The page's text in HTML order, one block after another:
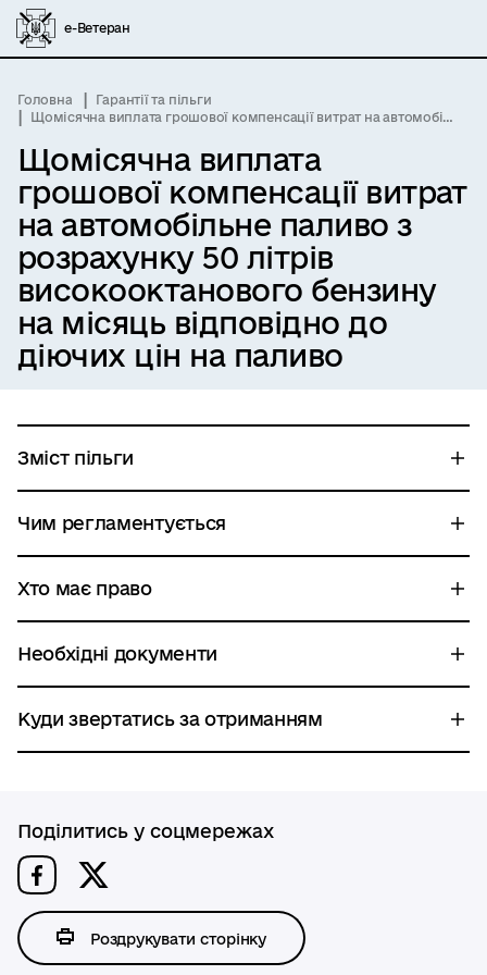
е-Ветеран
Головна
Гарантії та пільги
Щомісячна виплата грошової компенсації витрат на автомобільне паливо з розрахунку 50 літрів високооктанового бензину на місяць відповідно до діючих цін на паливо
Щомісячна виплата
грошової компенсації витрат
на автомобільне паливо з
розрахунку 50 літрів
високооктанового бензину
на місяць відповідно до
діючих цін на паливо
Зміст пільги
Чим регламентується
Хто має право
Необхідні документи
Куди звертатись за отриманням
Поділитись у соцмережах
Роздрукувати сторінку